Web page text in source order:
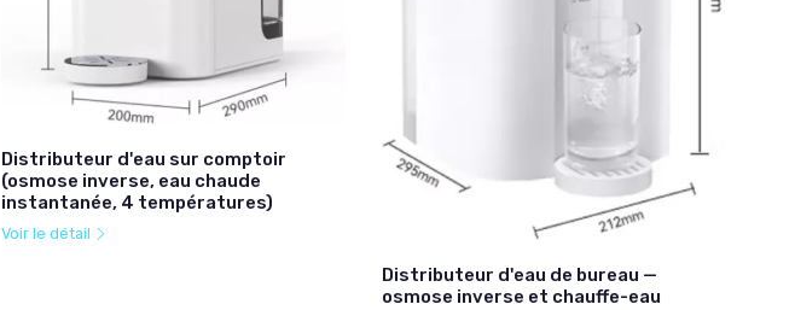
Distributeur d'eau sur comptoir
(osmose inverse, eau chaude
instantanée, 4 températures)
Voir le détail
Distributeur d'eau de bureau —
osmose inverse et chauffe-eau